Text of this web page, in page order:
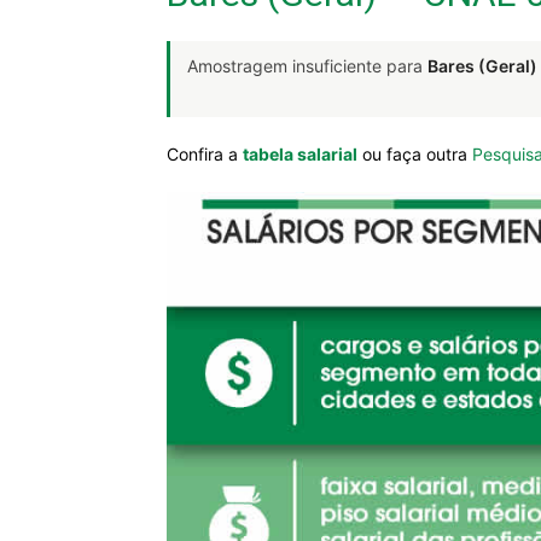
Amostragem insuficiente para Bares (Geral)
Confira a tabela salarial ou faça outra